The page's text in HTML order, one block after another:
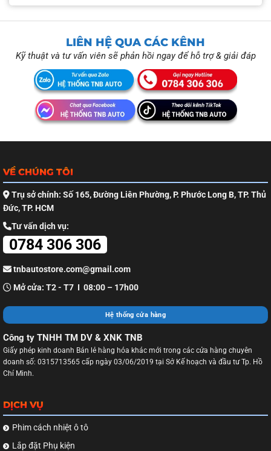
LIÊN HỆ QUA CÁC KÊNH
Kỹ thuật và tư vấn viên sẽ phản hồi ngay để hỗ trợ & giải đáp
VỀ CHÚNG TÔI
Trụ sở chính: Số 165, Đường Liên Phường, P. Phước Long B, TP. Thủ
Đức, TP. HCM
Tư vấn dịch vụ:
0784 306 306
tnbautostore.com@gmail.com
Mở cửa: T2 - T7 I 08:00 – 17h00
Hệ thống cửa hàng
Công ty TNHH TM DV & XNK TNB
Giấy phép kinh doanh Bán lẻ hàng hóa khác mới trong các cửa hàng chuyên
doanh số: 0315713565 cấp ngày 03/06/2019 tại Sở Kế hoạch và đầu tư Tp. Hồ
Chí Minh.
DỊCH VỤ
Phim cách nhiệt ô tô
Lắp đặt Phụ kiện